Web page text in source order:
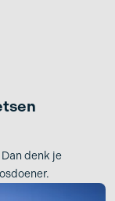
denk je